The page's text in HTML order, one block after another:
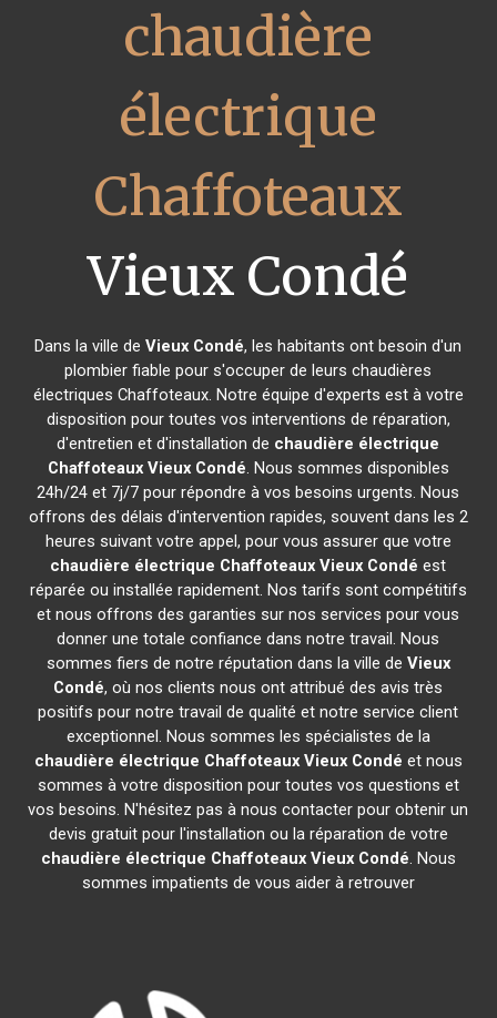
chaudière
électrique
Chaffoteaux
Vieux Condé
Dans la ville deVieux Condé, les habitants ont besoin d'un
plombier fiable pour s'occuper de leurs chaudières
électriques Chaffoteaux. Notre équipe d'experts est à votre
disposition pour toutes vos interventions de réparation,
d'entretien et d'installation de chaudière électrique
Chaffoteaux Vieux Condé. Nous sommes disponibles
24h/24 et 7j/7 pour répondre à vos besoins urgents. Nous
offrons des délais d'intervention rapides, souvent dans les 2
heures suivant votre appel, pour vous assurer que votre
chaudière électrique Chaffoteaux Vieux Condé est
réparée ou installée rapidement. Nos tarifs sont compétitifs
et nous offrons des garanties sur nos services pour vous
donner une totale confiance dans notre travail. Nous
sommes fiers de notre réputation dans la ville de Vieux
Condé, où nos clients nous ont attribué des avis très
positifs pour notre travail de qualité et notre service client
exceptionnel. Nous sommes les spécialistes de la
chaudière électrique Chaffoteaux Vieux Condé et nous
sommes à votre disposition pour toutes vos questions et
vos besoins. N'hésitez pas à nous contacter pour obtenir un
devis gratuit pour l'installation ou la réparation de votre
chaudière électrique Chaffoteaux Vieux Condé. Nous
sommes impatients de vous aider à retrouver